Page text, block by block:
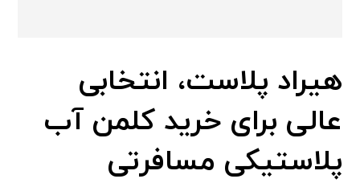
هیراد پلاست، انتخابی
عالی برای خرید کلمن آب
پلاستیکی مسافرتی